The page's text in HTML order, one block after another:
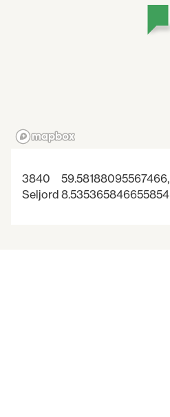
3840
Seljord
59.58188095567466,
8.535365846655854